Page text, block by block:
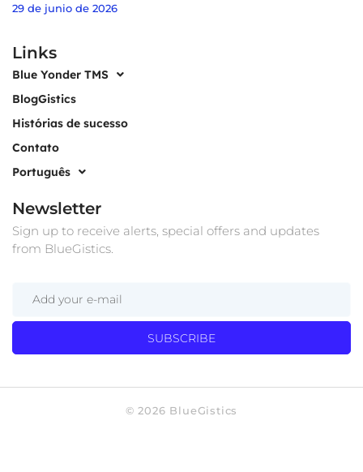
29 de junio de 2026
Links
Blue Yonder TMS
BlogGistics
Histórias de sucesso
Contato
Português
Newsletter
Sign up to receive alerts, special offers and updates
from BlueGistics.
SUBSCRIBE
© 2026 BlueGistics